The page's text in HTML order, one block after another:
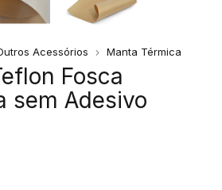
Acessórios Manta Térmica
Fosca
sem Adesivo